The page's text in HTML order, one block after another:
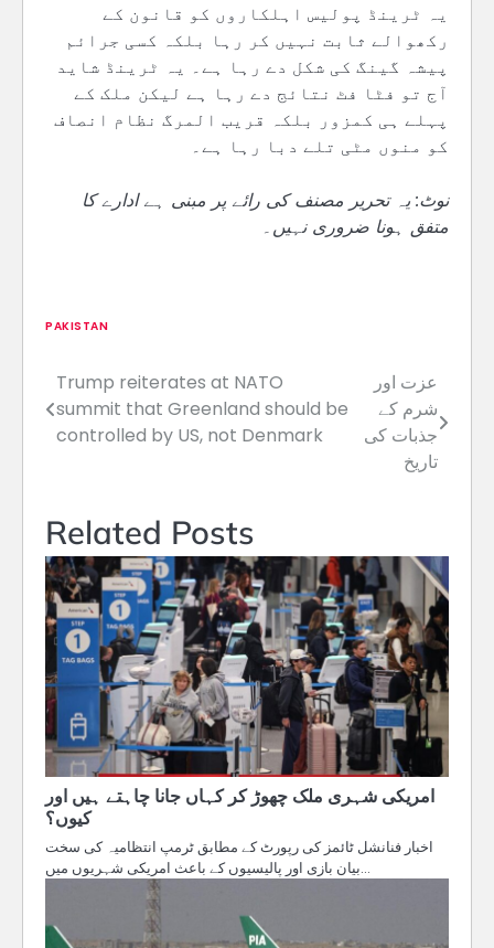
یہ ٹرینڈ پولیس اہلکاروں کو قانون کے
رکھوالے ثابت نہیں کر رہا بلکہ کسی جرائم
پیشہ گینگ کی شکل دے رہا ہے۔ یہ ٹرینڈ شاید
آج تو فٹا فٹ نتائج دے رہا ہے لیکن ملک کے
پہلے ہی کمزور بلکہ قریب المرگ نظام انصاف
کو منوں مٹی تلے دبا رہا ہے۔
نوٹ: یہ تحریر مصنف کی رائے پر مبنی ہے ادارے کا
متفق ہونا ضروری نہیں۔
PAKISTAN
Post
navigation
Trump reiterates at NATO
summit that Greenland should be
controlled by US, not Denmark
عزت اور
شرم کے
جذبات کی
تاریخ
Related Posts
امریکی شہری ملک چھوڑ کر کہاں جانا چاہتے ہیں اور
کیوں؟
اخبار فنانشل ٹائمز کی رپورٹ کے مطابق ٹرمپ انتظامیہ کی سخت
بیان بازی اور پالیسیوں کے باعث امریکی شہریوں میں…